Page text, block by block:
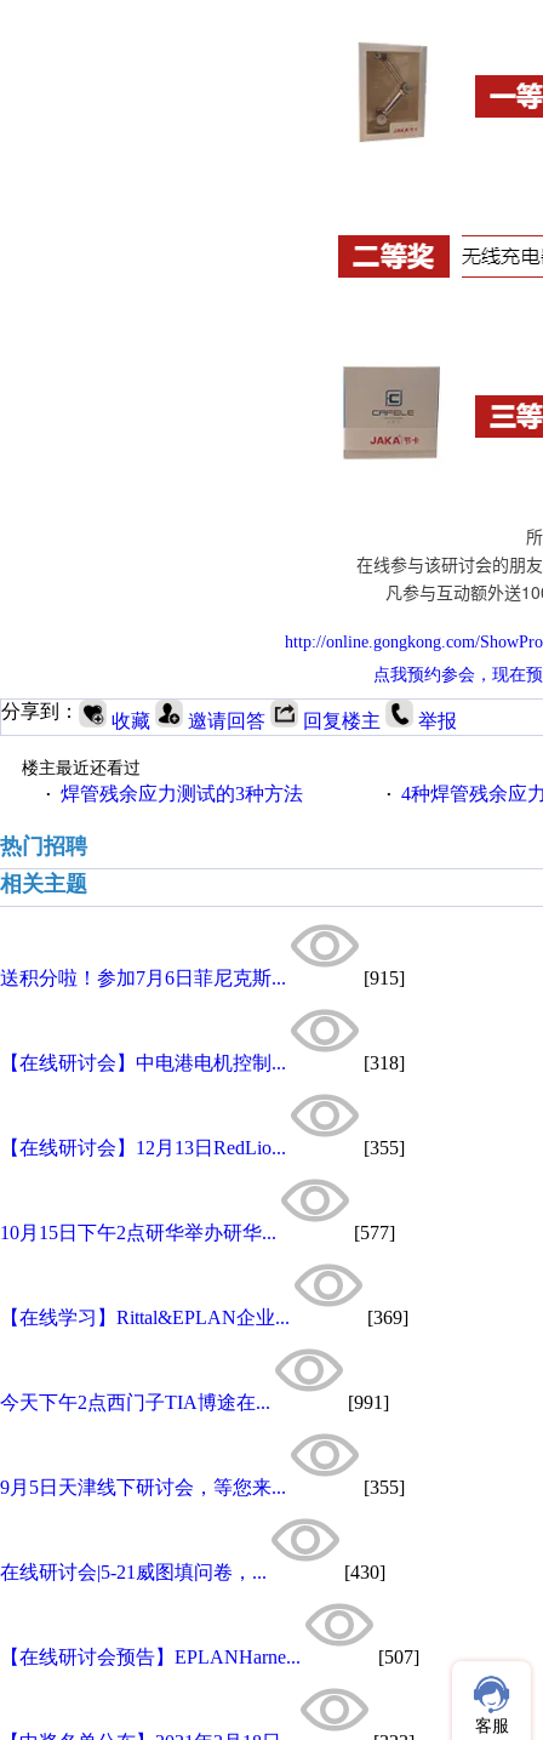
在线参与该研讨会的朋
凡参与互动额外送
http://online.gongkong.com/
点我预约参会，现在
分享到： 收藏 邀请回答 回复楼主 举报
楼主最近还看过
· 焊管残余应力测试的3种方法 · 4种焊管残余应
热门招聘
相关主题
送积分啦！参加7月6日菲尼克斯... [915]
【在线研讨会】中电港电机控制... [318]
【在线研讨会】12月13日RedLio... [355]
10月15日下午2点研华举办研华... [577]
【在线学习】Rittal&EPLAN企业... [369]
今天下午2点西门子TIA博途在... [991]
9月5日天津线下研讨会，等您来... [355]
在线研讨会|5-21威图填问卷，... [430]
【在线研讨会预告】EPLANHarne... [507]
客服